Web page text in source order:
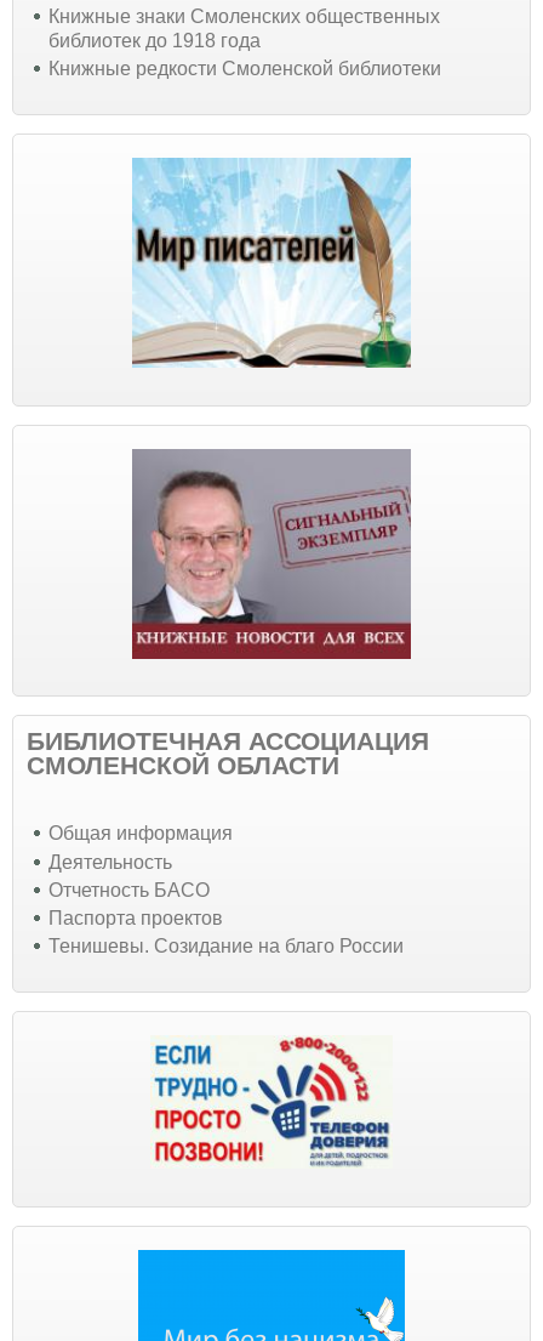
Книжные знаки Смоленских общественных
библиотек до 1918 года
Книжные редкости Смоленской библиотеки
БИБЛИОТЕЧНАЯ АССОЦИАЦИЯ
СМОЛЕНСКОЙ ОБЛАСТИ
Общая информация
Деятельность
Отчетность БАСО
Паспорта проектов
Тенишевы. Созидание на благо России